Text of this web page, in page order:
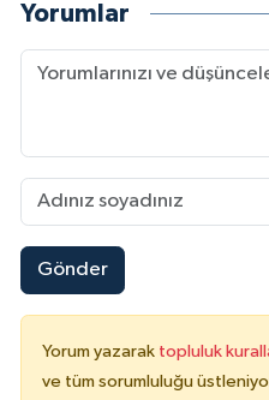
Yorumlar
Gönder
Yorum yazarak topluluk
ve tüm sorumluluğu